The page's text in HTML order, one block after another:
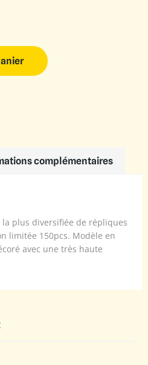
complémentaires
la plus diversifiée de répliques
limitée 150pcs. Modèle en
avec une très haute